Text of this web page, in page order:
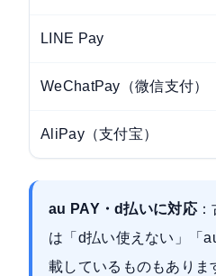
LINE Pay
WeChatPay（微信支付）
AliPay（支付宝）
au PAY・d払いに対応：
は「d払い使えない」「
載しているものもありま